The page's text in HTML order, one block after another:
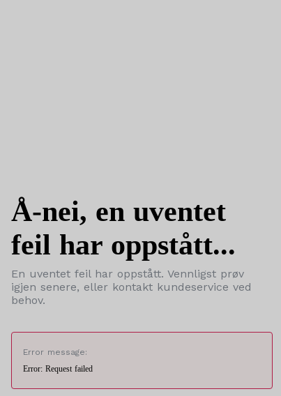
Å-nei, en uventet
feil har oppstått...
En uventet feil har oppstått. Vennligst prøv
igjen senere, eller kontakt kundeservice ved
behov.
Error message:
Error: Request failed